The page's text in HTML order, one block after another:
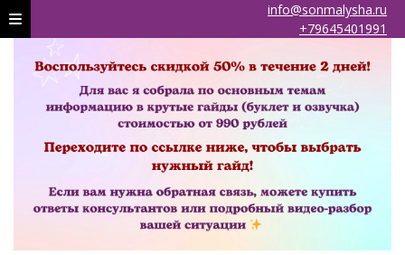
info@sonmalysha.ru
+79645401991